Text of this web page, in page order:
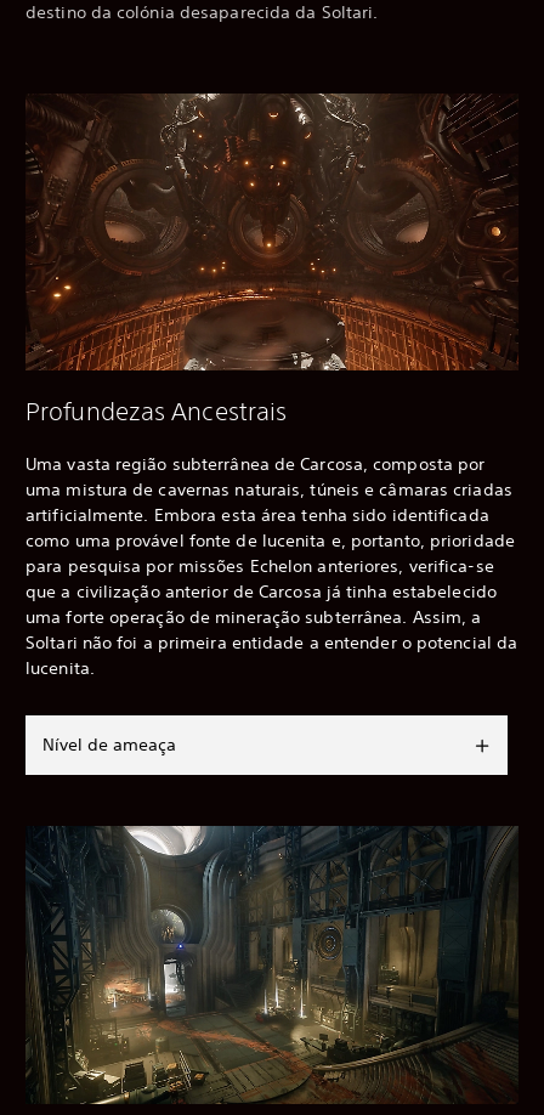
destino da colónia desaparecida da Soltari.
Profundezas Ancestrais
Uma vasta região subterrânea de Carcosa, composta por
uma mistura de cavernas naturais, túneis e câmaras criadas
artificialmente. Embora esta área tenha sido identificada
como uma provável fonte de lucenita e, portanto, prioridade
para pesquisa por missões Echelon anteriores, verifica-se
que a civilização anterior de Carcosa já tinha estabelecido
uma forte operação de mineração subterrânea. Assim, a
Soltari não foi a primeira entidade a entender o potencial da
lucenita.
Nível de ameaça